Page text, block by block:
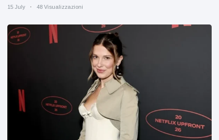
15 July 48 Visualizzazioni